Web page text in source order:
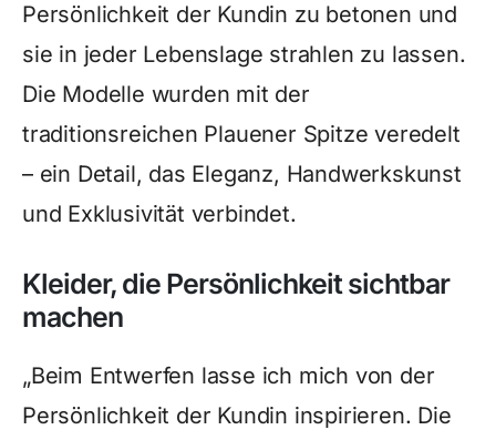
Persönlichkeit der Kundin zu betonen und
sie in jeder Lebenslage strahlen zu lassen.
Die Modelle wurden mit der
traditionsreichen Plauener Spitze veredelt
– ein Detail, das Eleganz, Handwerkskunst
und Exklusivität verbindet.
Kleider, die Persönlichkeit sichtbar
machen
„Beim Entwerfen lasse ich mich von der
Persönlichkeit der Kundin inspirieren. Die